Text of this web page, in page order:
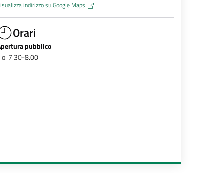
indirizzo su Google Maps
Orari
pubblico
7.30-8.00